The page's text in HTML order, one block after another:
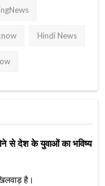
Hindi News
से देश के युवाओं का भविष्य
है।